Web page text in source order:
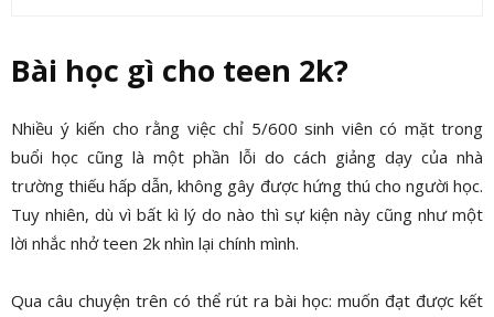
Bài học gì cho teen 2k?
Nhiều ý kiến cho rằng việc chỉ 5/600 sinh viên có mặt trong
buổi học cũng là một phần lỗi do cách giảng dạy của nhà
trường thiếu hấp dẫn, không gây được hứng thú cho người học.
Tuy nhiên, dù vì bất kì lý do nào thì sự kiện này cũng như một
lời nhắc nhở teen 2k nhìn lại chính mình.
Qua câu chuyện trên có thể rút ra bài học: muốn đạt được kết